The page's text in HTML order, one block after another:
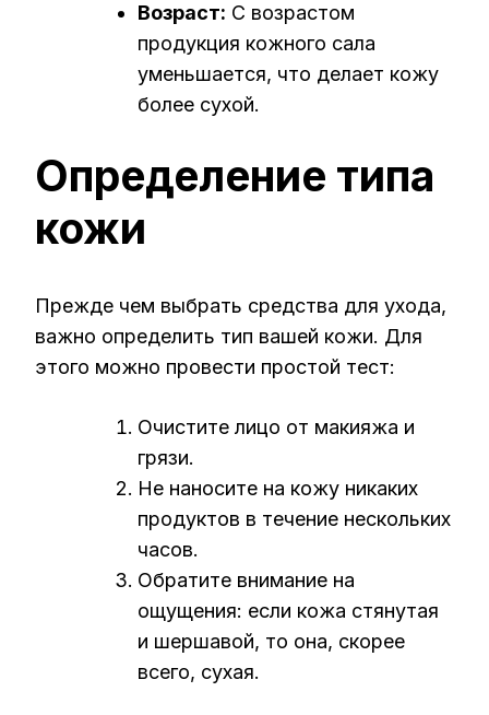
Возраст: С возрастом
продукция кожного сала
уменьшается, что делает кожу
более сухой.
Определение типа
кожи
Прежде чем выбрать средства для ухода,
важно определить тип вашей кожи. Для
этого можно провести простой тест:
Очистите лицо от макияжа и
грязи.
Не наносите на кожу никаких
продуктов в течение нескольких
часов.
Обратите внимание на
ощущения: если кожа стянутая
и шершавой, то она, скорее
всего, сухая.